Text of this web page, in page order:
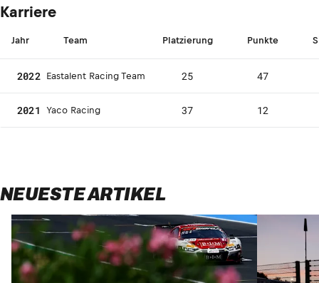
Karriere
Jahr Team Platzierung Punkte
2022 Eastalent Racing Team 25 47
2021 Yaco Racing 37 12
NEUESTE ARTIKEL